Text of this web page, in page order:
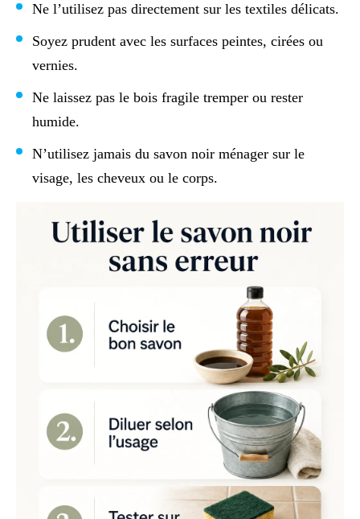
Ne l’utilisez pas directement sur les textiles délicats.
Soyez prudent avec les surfaces peintes, cirées ou
vernies.
Ne laissez pas le bois fragile tremper ou rester
humide.
N’utilisez jamais du savon noir ménager sur le
visage, les cheveux ou le corps.